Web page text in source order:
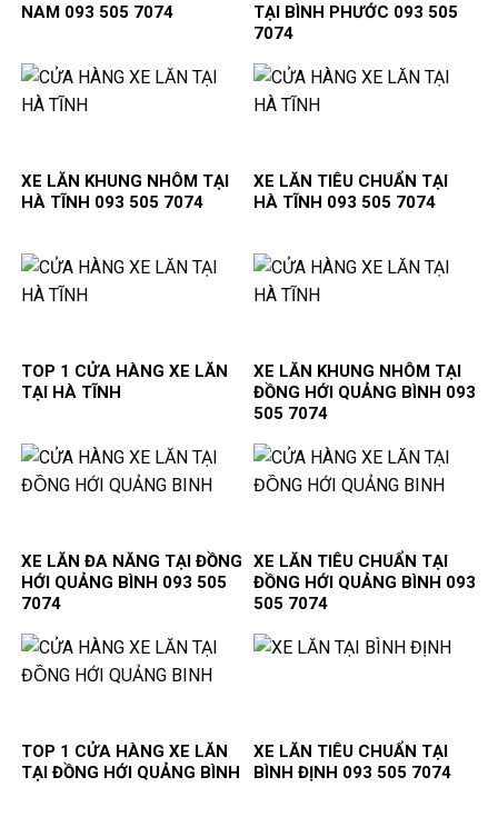
NAM 093 505 7074
TẠI BÌNH PHƯỚC 093 505
7074
XE LĂN KHUNG NHÔM TẠI
HÀ TĨNH 093 505 7074
XE LĂN TIÊU CHUẨN TẠI
HÀ TĨNH 093 505 7074
TOP 1 CỬA HÀNG XE LĂN
TẠI HÀ TĨNH
XE LĂN KHUNG NHÔM TẠI
ĐỒNG HỚI QUẢNG BÌNH 093
505 7074
XE LĂN ĐA NĂNG TẠI ĐỒNG
HỚI QUẢNG BÌNH 093 505
7074
XE LĂN TIÊU CHUẨN TẠI
ĐỒNG HỚI QUẢNG BÌNH 093
505 7074
TOP 1 CỬA HÀNG XE LĂN
TẠI ĐỒNG HỚI QUẢNG BÌNH
XE LĂN TIÊU CHUẨN TẠI
BÌNH ĐỊNH 093 505 7074